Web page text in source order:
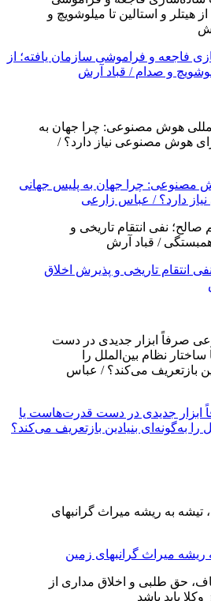
فاجعە و فراموشی سازمان یافتە؛ از
و صدام / قباد آرش
مصنوعی: چرا جهان به پلیس جهانی
دارد؟ / عباس زارعی
انتقام تاریخی و پذیرش اخلاق
جدیدی در دست قدرت‌هاست یا
را به‌گونه‌ای بنیادین بازتعریف می‌کند؟
میراث گرانبهای زمین